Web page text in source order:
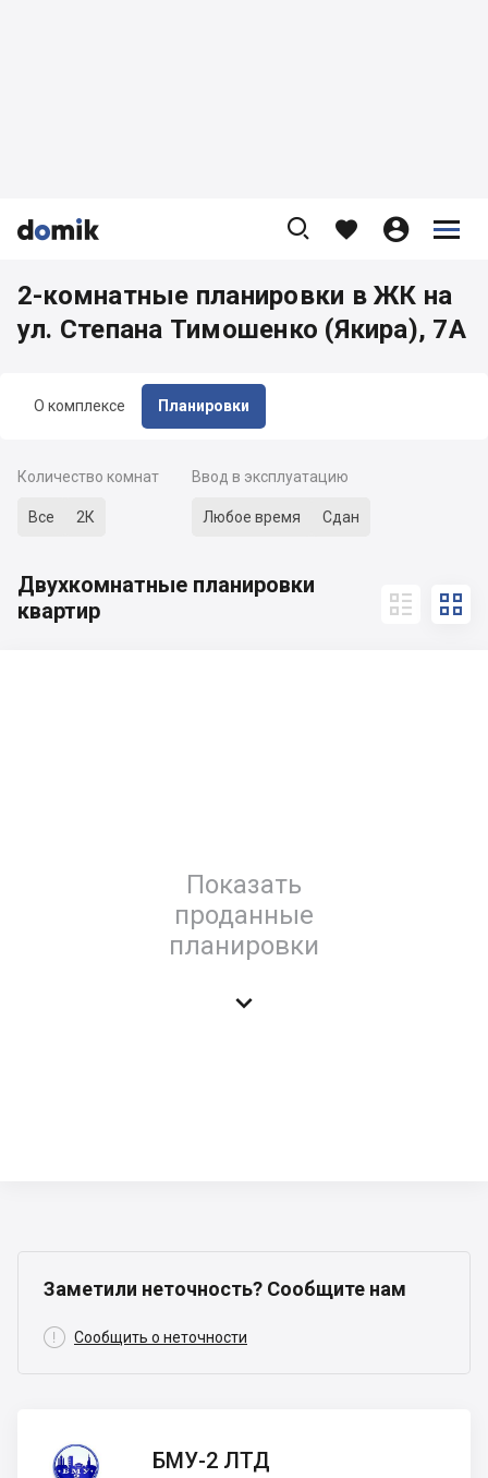


    


О комплексе Планировки
2-комнатные планировки в ЖК на
ул. Степана Тимошенко (Якира), 7А
Количество комнат
Все 2К
Ввод в эксплуатацию
Любое время Сдан
Двухкомнатные планировки
квартир
 
Показать
проданные
планировки

Заметили неточность? Сообщите нам
 Сообщить о неточности
БМУ-2
ЛТД
БМУ-2 ЛТД